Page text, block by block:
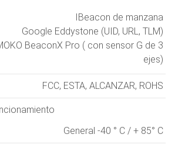
IBeacon de manzana
Google Eddystone (UID, URL, TLM)
BeaconX Pro ( con sensor G de 3
ejes)
FCC, ESTA, ALCANZAR, ROHS
General -40 ° C / + 85° C